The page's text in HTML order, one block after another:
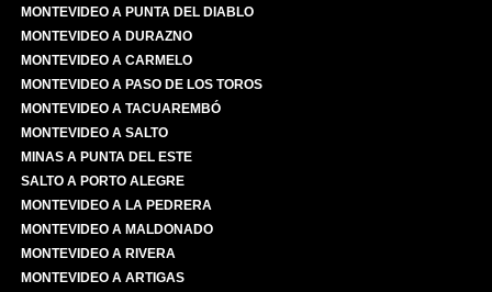
MONTEVIDEO A PUNTA DEL DIABLO
MONTEVIDEO A DURAZNO
MONTEVIDEO A CARMELO
MONTEVIDEO A PASO DE LOS TOROS
MONTEVIDEO A TACUAREMBÓ
MONTEVIDEO A SALTO
MINAS A PUNTA DEL ESTE
SALTO A PORTO ALEGRE
MONTEVIDEO A LA PEDRERA
MONTEVIDEO A MALDONADO
MONTEVIDEO A RIVERA
MONTEVIDEO A ARTIGAS